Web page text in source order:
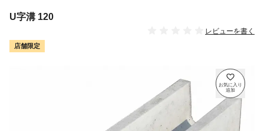
U字溝 120
レビューを書く
店舗限定